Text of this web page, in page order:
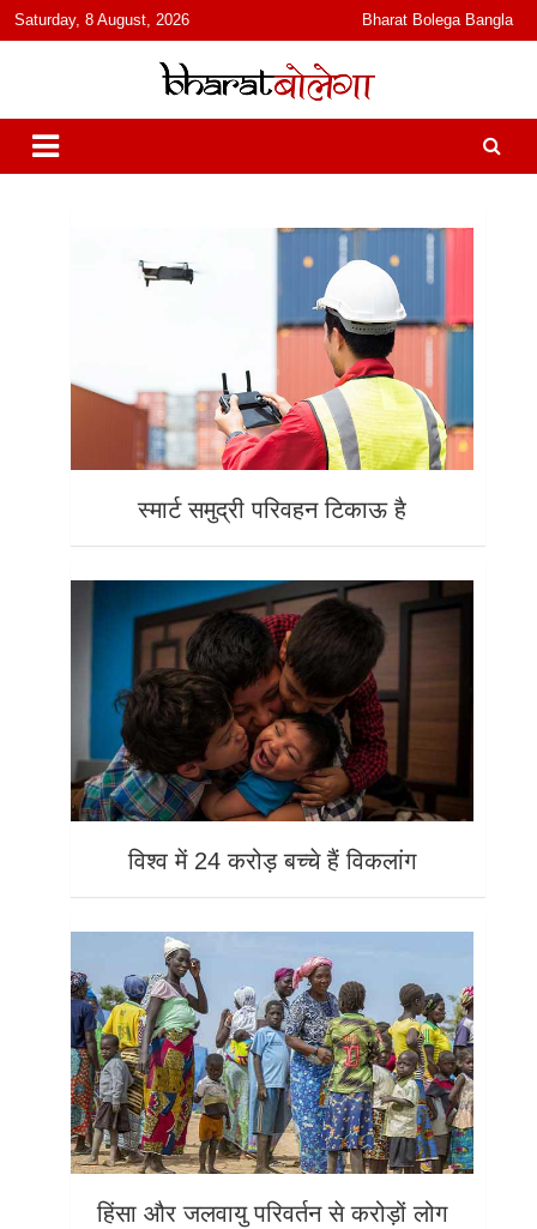
content
Saturday, 8 August, 2026 Bharat Bolega Bangla
भारत बोलेगा
हिंदी में समाचार, विचार, ऑडियो, वीडियो और फ़ीचर. भारत बोलेगा हिंदी न्यूज़ वेबसाइट
India: News, Views, Info, Trends & Podcast I जानकारी भी समझदारी भी
और पॉडकास्ट
स्मार्ट समुद्री परिवहन टिकाऊ है
विश्व में 24 करोड़ बच्चे हैं विकलांग
हिंसा और जलवायु परिवर्तन से करोड़ों लोग